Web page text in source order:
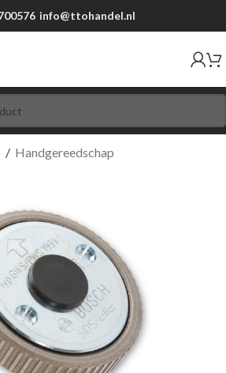
info@ttohandel.nl
/ Handgereedschap